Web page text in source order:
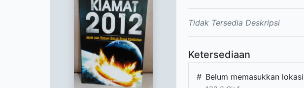
Tidak Tersedia Deskripsi
Ketersediaan
# Belum memasukkan lokasi